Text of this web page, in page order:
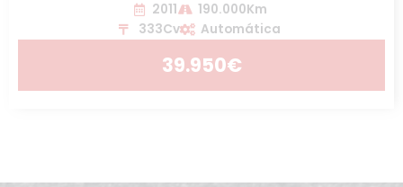
2011
190.000Km
333Cv
Automática
39.950€